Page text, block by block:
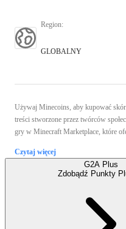
Region:
GLOBALNY
Używaj Minecoins, aby kupować
treści stworzone przez twórców
gry w Minecraft Marketplace, które
Czytaj więcej
G2A Plus
Zdobądź Punkty